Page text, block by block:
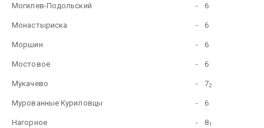
Могилев-Подольский - 6
Монастыриска - 6
Моршин - 6
Мостовое - 6
Мукачево - 72
Мурованные Куриловцы - 6
Нагорное - 81